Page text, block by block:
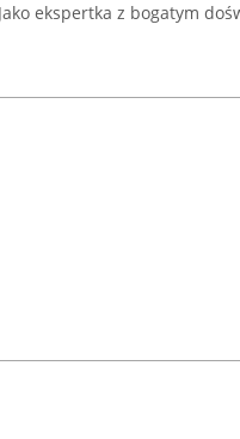
ekspertka z bogatym